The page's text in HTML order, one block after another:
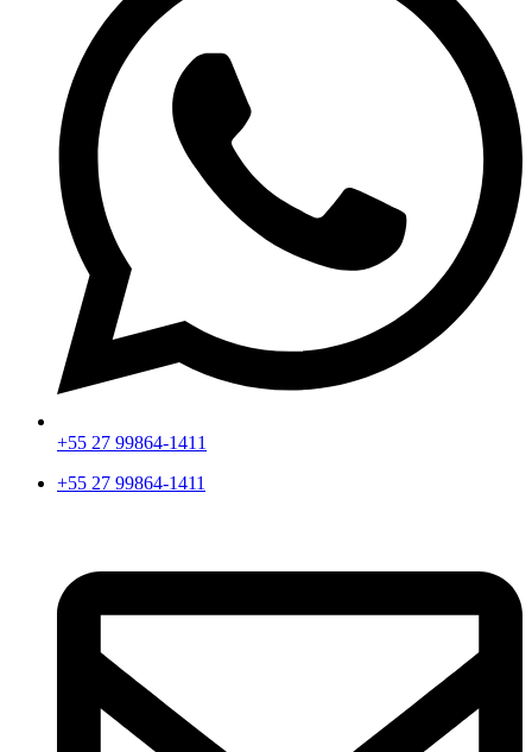
+55 27 99864-1411
+55 27 99864-1411